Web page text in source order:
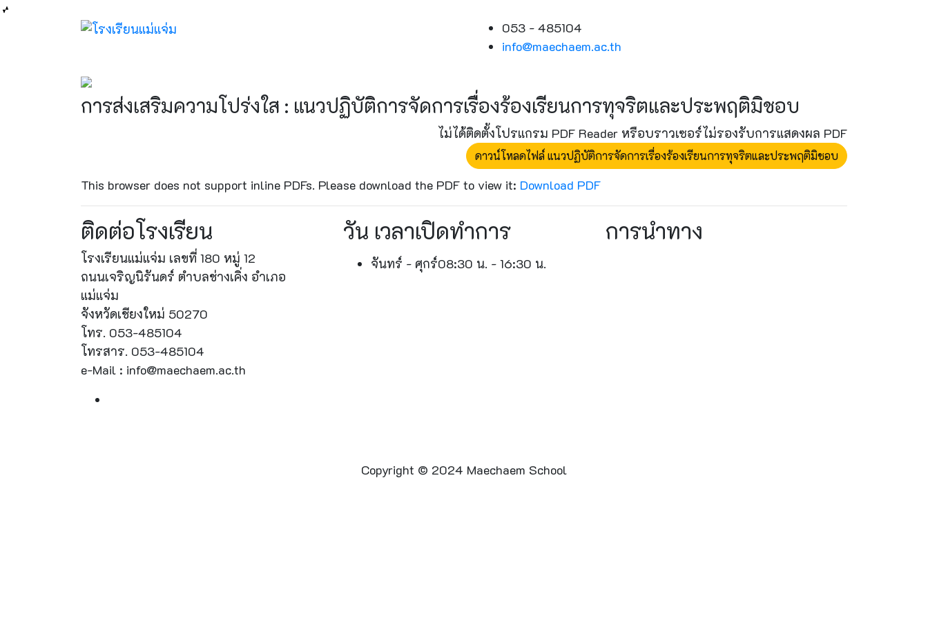
053 - 485104
info@maechaem.ac.th
การส่งเสริมความโปร่งใส : แนวปฏิบัติการจัดการเรื่องร้องเรียนการทุจริตและประพฤติมิชอบ
ไม่ได้ติดตั้งโปรแกรม PDF Reader หรือบราวเซอร์ไม่รองรับการแสดงผล PDF
ดาวน์โหลดไฟล์ แนวปฏิบัติการจัดการเรื่องร้องเรียนการทุจริตและประพฤติมิชอบ
This browser does not support inline PDFs. Please download the PDF to view it: Download PDF
ติดต่อโรงเรียน
โรงเรียนแม่แจ่ม เลขที่ 180 หมู่ 12
ถนนเจริญนิรันดร์ ตำบลช่างเคิ่ง อำเภอ
แม่แจ่ม
จังหวัดเชียงใหม่ 50270
โทร. 053-485104
โทรสาร. 053-485104
e-Mail : info@maechaem.ac.th
วัน เวลาเปิดทำการ
จันทร์ - ศุกร์08:30 น. - 16:30 น.
การนำทาง
Copyright © 2024 Maechaem School